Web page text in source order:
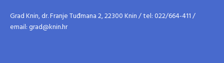
Grad Knin, dr. Franje Tuđmana 2, 22300 Knin / tel: 022/664-411 /
email: grad@knin.hr